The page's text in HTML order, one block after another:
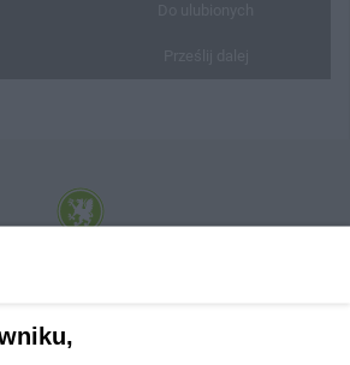
Sp. z o.o. Internetowy Serwis Informacyjny Miasta